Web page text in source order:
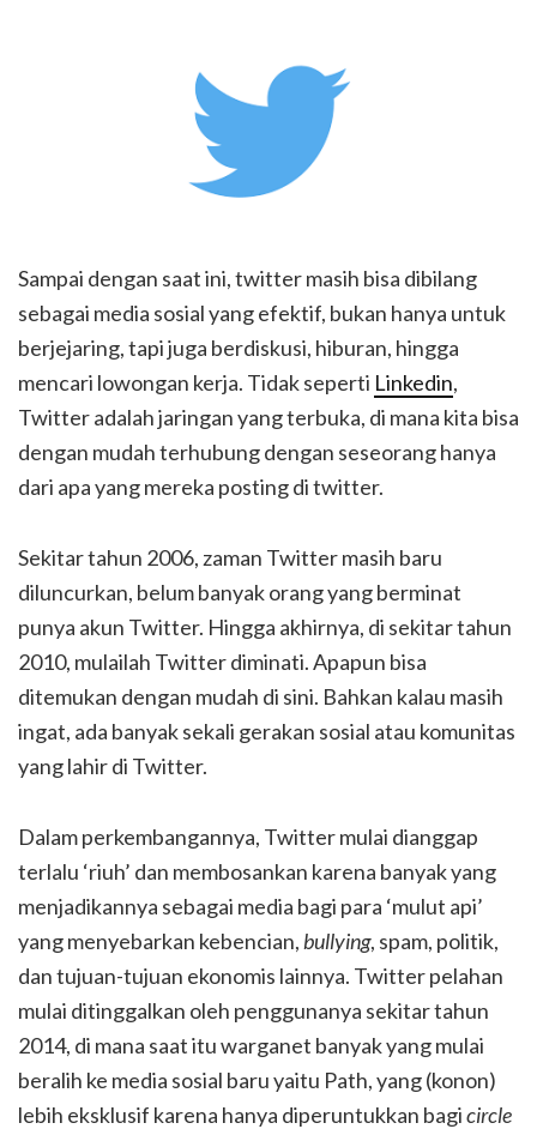
Sampai dengan saat ini, twitter masih bisa dibilang
sebagai media sosial yang efektif, bukan hanya untuk
berjejaring, tapi juga berdiskusi, hiburan, hingga
mencari lowongan kerja. Tidak seperti Linkedin,
Twitter adalah jaringan yang terbuka, di mana kita bisa
dengan mudah terhubung dengan seseorang hanya
dari apa yang mereka posting di twitter.
Sekitar tahun 2006, zaman Twitter masih baru
diluncurkan, belum banyak orang yang berminat
punya akun Twitter. Hingga akhirnya, di sekitar tahun
2010, mulailah Twitter diminati. Apapun bisa
ditemukan dengan mudah di sini. Bahkan kalau masih
ingat, ada banyak sekali gerakan sosial atau komunitas
yang lahir di Twitter.
Dalam perkembangannya, Twitter mulai dianggap
terlalu ‘riuh’ dan membosankan karena banyak yang
menjadikannya sebagai media bagi para ‘mulut api’
yang menyebarkan kebencian, bullying, spam, politik,
dan tujuan-tujuan ekonomis lainnya. Twitter pelahan
mulai ditinggalkan oleh penggunanya sekitar tahun
2014, di mana saat itu warganet banyak yang mulai
beralih ke media sosial baru yaitu Path, yang (konon)
lebih eksklusif karena hanya diperuntukkan bagicircle